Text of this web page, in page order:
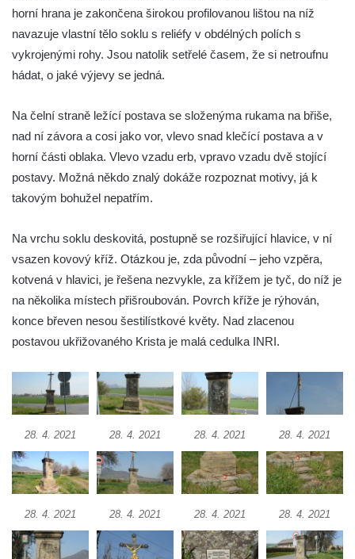
Görnerův kříž u silnice č. 264 v Dolním
Podluží
Kříž u domu čp. 155 v Chřibské
Údajný kříž u domu čp. 283 ve Chřibské
Kříž na návsi v Bukolu
Centrální kříž hřbitova v Hrobčicích
Kříž u silnice z Chouče do Mirošovic
Centrální kříž hřbitova v Chouči
Kříž v ulici V Zátiší v Dobříni
Boží muka u domu čp. 392 na rohu ulic Na
Hradčanech a Palackého v Roudnici nad
Labem
Kříž v centru Liběšic
Boží muka na rozcestí východně od Chouče
Kříž na návsi v Lužici
Kříž u domu čp. 3 v Chrámcích
Kříž u polní cesty severozápadně od Kozel
Údajný kříž na návsi v Kozlech
Centrální kříž hřbitova v Kozlech
horní hrana je zakončena širokou profilovanou lištou na níž
navazuje vlastní tělo soklu s reliéfy v obdélných polích s
vykrojenými rohy. Jsou natolik setřelé časem, že si netroufnu
hádat, o jaké výjevy se jedná.
Na čelní straně ležící postava se složenýma rukama na břiše,
nad ní závora a cosi jako vor, vlevo snad klečící postava a v
horní části oblaka. Vlevo vzadu erb, vpravo vzadu dvě stojící
postavy. Možná někdo znalý dokáže rozpoznat motivy, já k
takovým bohužel nepatřím.
Na vrchu soklu deskovitá, postupně se rozšiřující hlavice, v ní
vsazen kovový kříž. Otázkou je, zda původní – jeho vzpěra,
kotvená v hlavici, je řešena nezvykle, za křížem je tyč, do níž je
na několika místech přišroubován. Povrch kříže je rýhován,
konce břeven nesou šestilístkové květy. Nad zlacenou
postavou ukřižovaného Krista je malá cedulka INRI.
28. 4. 2021 28. 4. 2021 28. 4. 2021 28. 4. 2021
28. 4. 2021 28. 4. 2021 28. 4. 2021 28. 4. 2021